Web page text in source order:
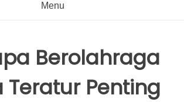
Menu
Berolahraga
Teratur Penting